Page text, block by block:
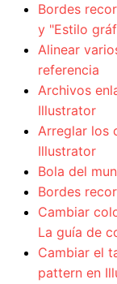
Bordes
y "Estilo
Alinear
referencia
Archivos
Illustrator
Arreglar los
Illustrator
Bola del
Bordes
Cambiar
La guía de
Cambiar el
pattern en